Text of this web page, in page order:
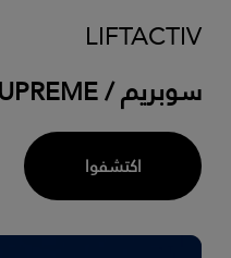
LIFTACTIV
سوبريم / SUPREME للبشرة الجافة
اكتشفوا